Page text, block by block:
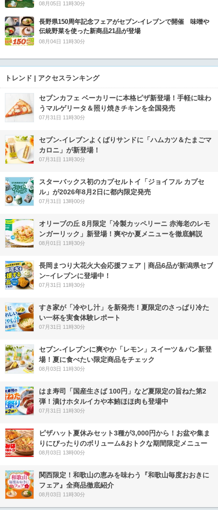
08月05日 11時30分
長野県150周年記念フェアがセブン-イレブンで開催 味噌や
伝統野菜を使った新商品21品が登場
08月04日 11時30分
トレンド | アクセスランキング
セブンカフェ ベーカリーに本格ピザ新登場！手軽に味わ
うマルゲリータ＆照り焼きチキンを全国発売
07月31日 11時30分
セブン‐イレブンよくばりサンドに「ハムカツ＆たまごマ
カロニ」が新登場！
07月31日 11時30分
スターバックス初のカプセルトイ「ジョイフル カプセ
ル」が2026年8月2日に都内限定発売
07月31日 13時00分
オリーブの丘 8月限定「冷製カッペリーニ 赤海老のレモ
ンガーリック」新登場！爽やか夏メニューを徹底解説
08月01日 11時30分
長岡まつり大花火大会応援フェア｜商品6品が新潟県セブ
ン−イレブンに登場中！
07月31日 11時30分
すき家が「冷やし汁」を新発売！夏限定のさっぱり冷た
い一杯を実食体験レポート
07月31日 11時30分
セブン‐イレブンに爽やか「レモン」スイーツ＆パン新登
場！夏に食べたい限定商品をチェック
08月03日 11時30分
はま寿司「国産生さば 100円」など夏限定の旨ねた第2
弾！漬けホタルイカや本鮪ほほ肉も登場中
07月31日 11時30分
ピザハット夏休みセット3種が3,000円から！お盆や集ま
りにぴったりのボリューム&おトクな期間限定メニュー
08月03日 13時00分
関西限定！和歌山の恵みを味わう『和歌山毎度おおきに
フェア』全商品徹底紹介
08月03日 11時30分